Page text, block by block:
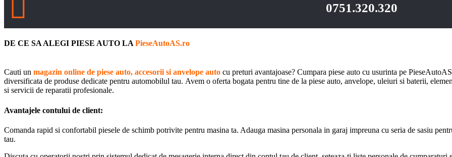
0751.320.320
DE CE SA ALEGI PIESE AUTO LA PieseAutoAS.ro
Cauti un magazin online de piese auto, accesorii si anvelope auto cu preturi avantajoase? Cumpara piese auto cu usurinta pe
diversificata de produse dedicate pentru automobilul tau. Avem o oferta bogata pentru tine de la piese auto, anvelope, uleiuri si baterii,
si servicii de reparatii profesionale.
Avantajele contului de client:
Comanda rapid si confortabil piesele de schimb potrivite pentru masina ta. Adauga masina personala in garaj impreuna cu seria de sasiu
tau.